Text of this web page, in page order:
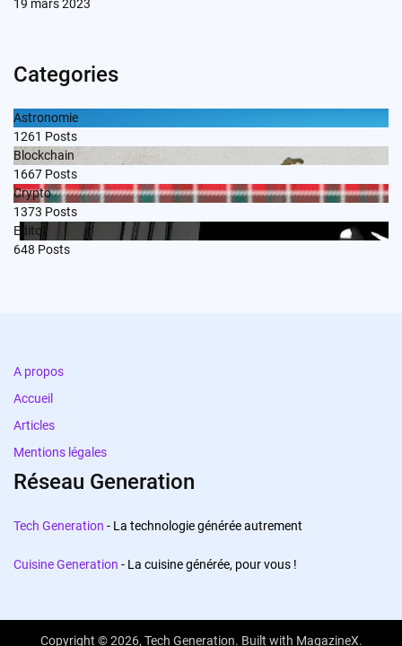
19 mars 2023
Categories
Astronomie
1261 Posts
Blockchain
1667 Posts
Crypto
1373 Posts
Edito
648 Posts
A propos
Accueil
Articles
Mentions légales
Réseau Generation
Tech Generation - La technologie générée autrement
Cuisine Generation - La cuisine générée, pour vous !
Copyright © 2026, Tech Generation. Built with MagazineX.